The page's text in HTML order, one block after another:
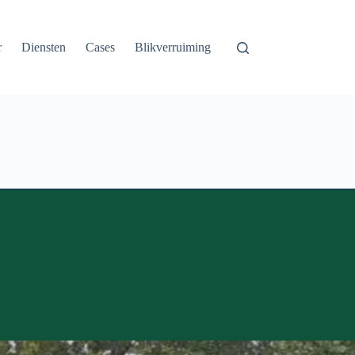
Diensten Cases Blikverruiming